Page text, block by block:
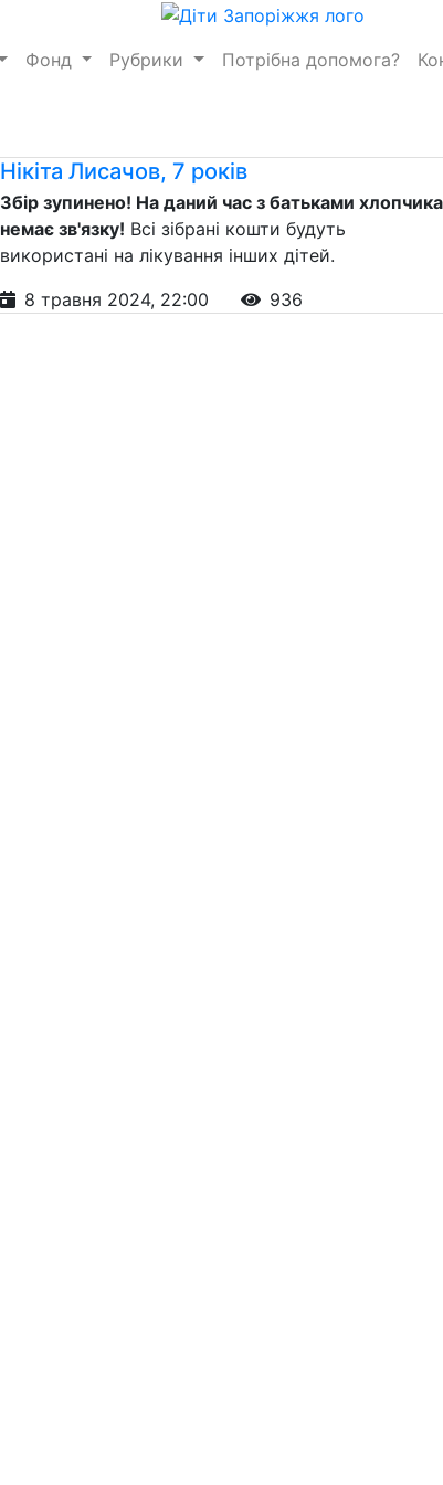
Фонд Рубрики Потрібна допомога?
Нікіта Лисачов, 7 років
Збір зупинено! На даний час з батьками хлопчика
немає зв'язку! Всі зібрані кошти будуть
використані на лікування інших дітей.
8 травня 2024, 22:00
936